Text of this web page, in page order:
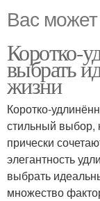
Вас
Коротко-
выбрать
жизни
Коротко-
стильный выбор,
прически
элегантность
выбрать
множество